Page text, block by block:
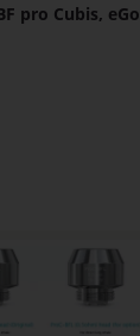
pro Cubis, eGo